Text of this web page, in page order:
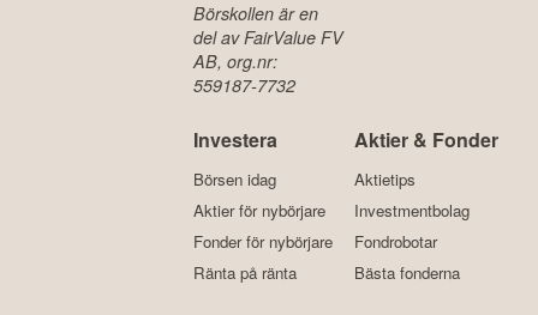
Börskollen är en
del av FairValue FV
AB, org.nr:
559187-7732
Investera
Börsen idag
Aktier för nybörjare
Fonder för nybörjare
Ränta på ränta
Aktier & Fonder
Aktietips
Investmentbolag
Fondrobotar
Bästa fonderna